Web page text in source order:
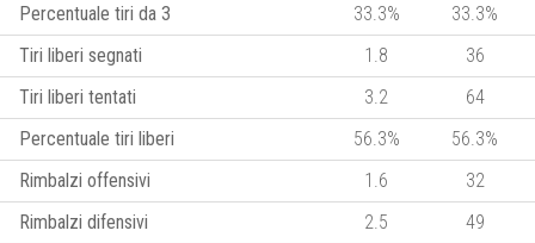
Percentuale tiri da 3
33.3%
33.3%
Tiri liberi segnati
1.8
36
Tiri liberi tentati
3.2
64
Percentuale tiri liberi
56.3%
56.3%
Rimbalzi offensivi
1.6
32
Rimbalzi difensivi
2.5
49